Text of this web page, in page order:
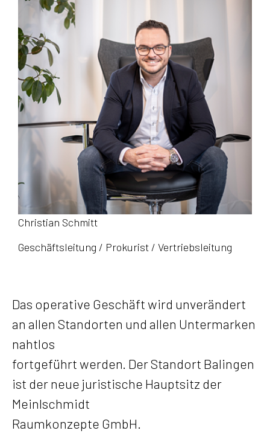
Christian Schmitt
Geschäftsleitung / Prokurist / Vertriebsleitung
Das operative Geschäft wird unverändert
an allen Standorten und allen Untermarken
nahtlos
fortgeführt werden. Der Standort Balingen
ist der neue juristische Hauptsitz der
Meinlschmidt
Raumkonzepte GmbH.